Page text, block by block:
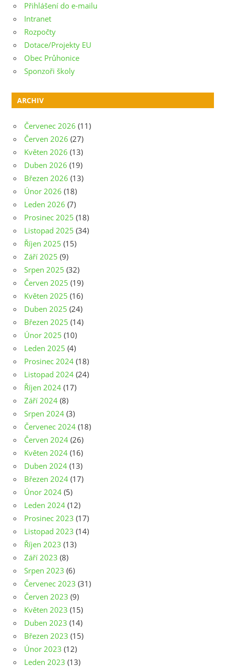
Přihlášení do e-mailu
Intranet
Rozpočty
Dotace/Projekty EU
Obec Průhonice
Sponzoři školy
ARCHIV
Červenec 2026 (11)
Červen 2026 (27)
Květen 2026 (13)
Duben 2026 (19)
Březen 2026 (13)
Únor 2026 (18)
Leden 2026 (7)
Prosinec 2025 (18)
Listopad 2025 (34)
Říjen 2025 (15)
Září 2025 (9)
Srpen 2025 (32)
Červen 2025 (19)
Květen 2025 (16)
Duben 2025 (24)
Březen 2025 (14)
Únor 2025 (10)
Leden 2025 (4)
Prosinec 2024 (18)
Listopad 2024 (24)
Říjen 2024 (17)
Září 2024 (8)
Srpen 2024 (3)
Červenec 2024 (18)
Červen 2024 (26)
Květen 2024 (16)
Duben 2024 (13)
Březen 2024 (17)
Únor 2024 (5)
Leden 2024 (12)
Prosinec 2023 (17)
Listopad 2023 (14)
Říjen 2023 (13)
Září 2023 (8)
Srpen 2023 (6)
Červenec 2023 (31)
Červen 2023 (9)
Květen 2023 (15)
Duben 2023 (14)
Březen 2023 (15)
Únor 2023 (12)
Leden 2023 (13)